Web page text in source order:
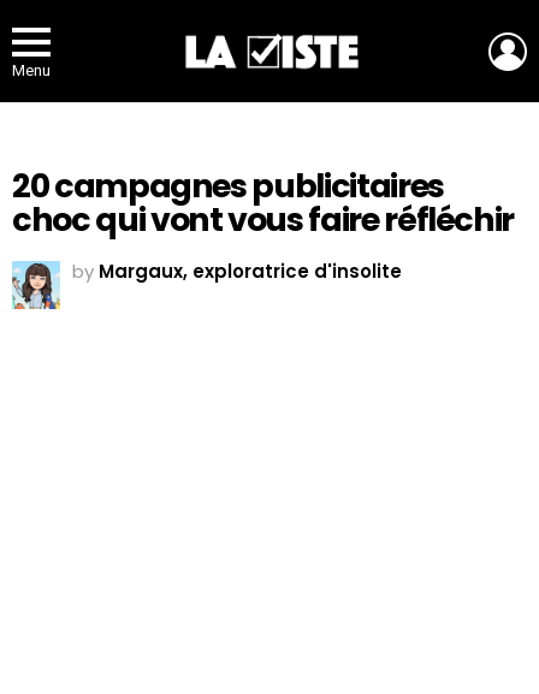
Menu
20 campagnes publicitaires
choc qui vont vous faire réfléchir
by Margaux, exploratrice d'insolite